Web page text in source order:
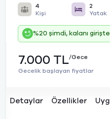
4
Kişi
2
Yatak
%20 şimdi, kalanı
7.000 TL/Gece
Gecelik başlayan fiyatlar
Detaylar Özellikler